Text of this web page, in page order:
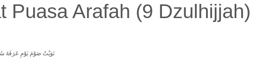
Puasa Arafah (9 Dzulhijjah)
نَوَيْتُ صَوْمَ يَوْمِ عَرَفَةَ